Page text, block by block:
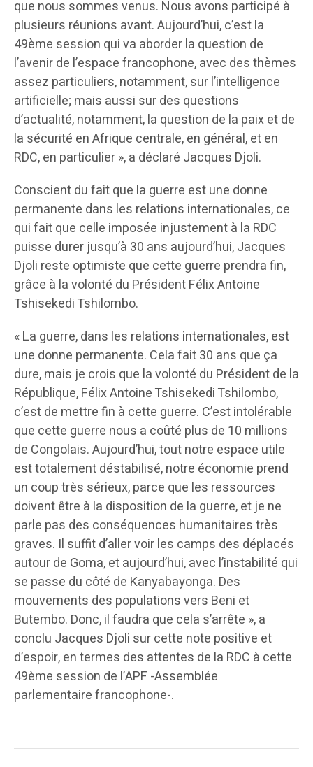
que nous sommes venus. Nous avons participé à
plusieurs réunions avant. Aujourd’hui, c’est la
49ème session qui va aborder la question de
l’avenir de l’espace francophone, avec des thèmes
assez particuliers, notamment, sur l’intelligence
artificielle; mais aussi sur des questions
d’actualité, notamment, la question de la paix et de
la sécurité en Afrique centrale, en général, et en
RDC, en particulier », a déclaré Jacques Djoli.
Conscient du fait que la guerre est une donne
permanente dans les relations internationales, ce
qui fait que celle imposée injustement à la RDC
puisse durer jusqu’à 30 ans aujourd’hui, Jacques
Djoli reste optimiste que cette guerre prendra fin,
grâce à la volonté du Président Félix Antoine
Tshisekedi Tshilombo.
« La guerre, dans les relations internationales, est
une donne permanente. Cela fait 30 ans que ça
dure, mais je crois que la volonté du Président de la
République, Félix Antoine Tshisekedi Tshilombo,
c’est de mettre fin à cette guerre. C’est intolérable
que cette guerre nous a coûté plus de 10 millions
de Congolais. Aujourd’hui, tout notre espace utile
est totalement déstabilisé, notre économie prend
un coup très sérieux, parce que les ressources
doivent être à la disposition de la guerre, et je ne
parle pas des conséquences humanitaires très
graves. Il suffit d’aller voir les camps des déplacés
autour de Goma, et aujourd’hui, avec l’instabilité qui
se passe du côté de Kanyabayonga. Des
mouvements des populations vers Beni et
Butembo. Donc, il faudra que cela s’arrête », a
conclu Jacques Djoli sur cette note positive et
d’espoir, en termes des attentes de la RDC à cette
49ème session de l’APF -Assemblée
parlementaire francophone-.